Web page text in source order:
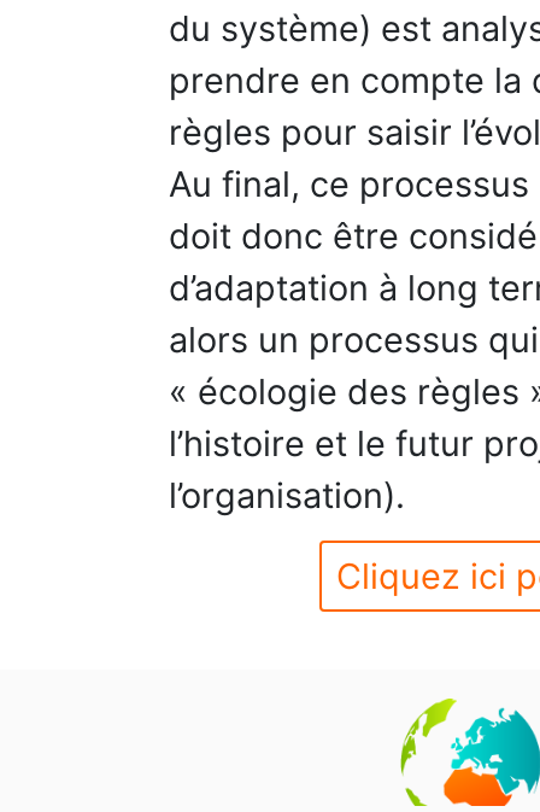
du système) est
prendre en compte la
règles pour saisir
Au final, ce
doit donc être
d’adaptation à long
alors un processus
« écologie des règles
l’histoire et le futur
l’organisation).
Cliquez ici